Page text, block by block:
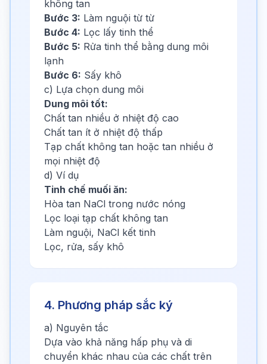
không tan
Bước 3: Làm nguội từ từ
Bước 4: Lọc lấy tinh thể
Bước 5: Rửa tinh thể bằng dung môi
lạnh
Bước 6: Sấy khô
c) Lựa chọn dung môi
Dung môi tốt:
Chất tan nhiều ở nhiệt độ cao
Chất tan ít ở nhiệt độ thấp
Tạp chất không tan hoặc tan nhiều ở
mọi nhiệt độ
d) Ví dụ
Tinh chế muối ăn:
Hòa tan NaCl trong nước nóng
Lọc loại tạp chất không tan
Làm nguội, NaCl kết tinh
Lọc, rửa, sấy khô
4. Phương pháp sắc ký
a) Nguyên tắc
Dựa vào khả năng hấp phụ và di
chuyển khác nhau của các chất trên